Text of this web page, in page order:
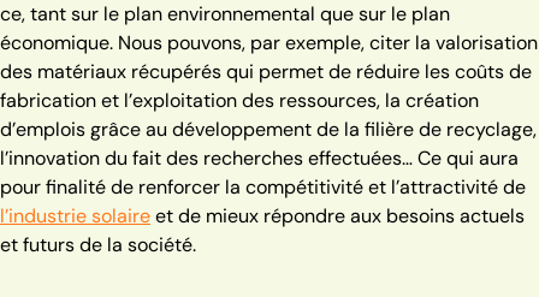
ce, tant sur le plan environnemental que sur le plan
économique. Nous pouvons, par exemple, citer la valorisation
des matériaux récupérés qui permet de réduire les coûts de
fabrication et l’exploitation des ressources, la création
d’emplois grâce au développement de la filière de recyclage,
l’innovation du fait des recherches effectuées… Ce qui aura
pour finalité de renforcer la compétitivité et l’attractivité de
l’industrie solaireet de mieux répondre aux besoins actuels
et futurs de la société.